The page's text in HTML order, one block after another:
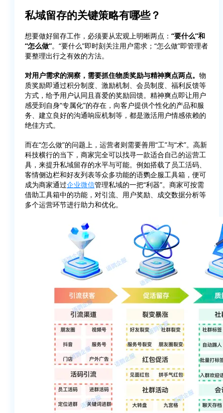
私域留存的关键策略有哪些？
想要做好留存工作，必须要从宏观上明晰两点： “要什么”和
“怎么做”。“要什么”即时刻关注用户需求；“怎么做”即管理者
要整理出行之有效的方法。
对用户需求的洞察，需要抓住物质奖励与精神爽点两点。 物
质奖励即通过积分制度、激励机制、会员制度、福利反馈等
方式，给予用户认同且喜爱的奖励回馈。精神爽点即让用户
感受到自身“专属化”的存在，向客户提供个性化的产品和服
务、建立良好的沟通响应机制等，都是激活用户情感依赖的
绝佳方式。
而在“怎么做”的问题上，运营者则需要善用“工”与“术”。高新
科技横行的当下，商家完全可以找寻一款适合自己的运营工
具，来提升私域留存的水平与可能。例如搭载了员工活码、
客情侧边栏和好友列表等众多功能的语鹦企服工具箱，便可
成为商家通过企业微信管理私域的一把“利器”。商家可按需
借助工具箱中的功能，对引流、用户奖励、成交数据分析等
多个运营环节进行助力和优化。